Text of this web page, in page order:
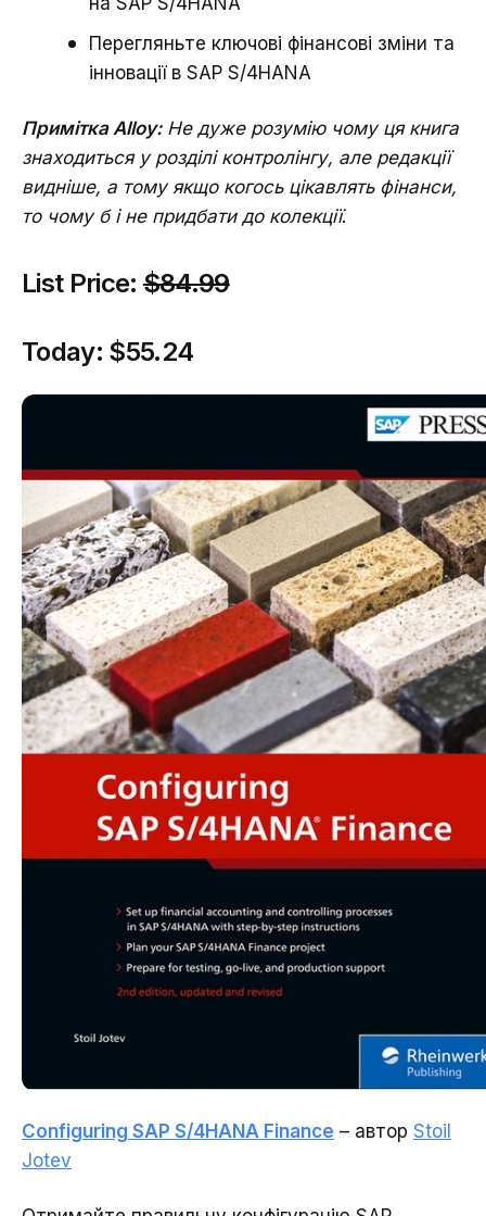
Перегляньте ключові фінансові зміни та
інновації в SAP S/4HANA
Примітка Alloy:Не дуже розумію чому ця книга
знаходиться у розділі контролінгу, але редакції
видніше, а тому якщо когось цікавлять фінанси,
то чому б і не придбати до колекції.
List Price:$84.99
Today: $55.24
Configuring SAP S/4HANA Finance – автор Stoil
Jotev